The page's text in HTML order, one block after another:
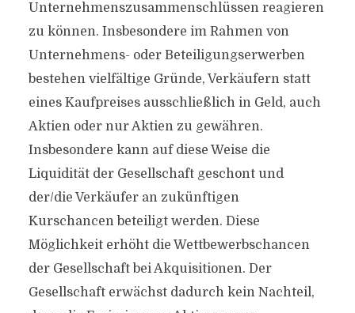
Unternehmenszusammenschlüssen reagieren
zu können. Insbesondere im Rahmen von
Unternehmens- oder Beteiligungserwerben
bestehen vielfältige Gründe, Verkäufern statt
eines Kaufpreises ausschließlich in Geld, auch
Aktien oder nur Aktien zu gewähren.
Insbesondere kann auf diese Weise die
Liquidität der Gesellschaft geschont und
der/die Verkäufer an zukünftigen
Kurschancen beteiligt werden. Diese
Möglichkeit erhöht die Wettbewerbschancen
der Gesellschaft bei Akquisitionen. Der
Gesellschaft erwächst dadurch kein Nachteil,